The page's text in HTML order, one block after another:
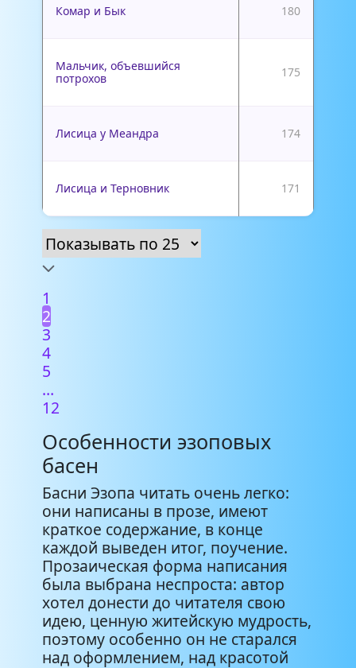
Комар и Бык 180
Мальчик, объевшийся
потрохов
175
Лисица у Меандра 174
Лисица и Терновник 171
1
2
3
4
5
…
12
Особенности эзоповых
басен
Басни Эзопа читать очень легко:
они написаны в прозе, имеют
краткое содержание, в конце
каждой выведен итог, поучение.
Прозаическая форма написания
была выбрана неспроста: автор
хотел донести до читателя свою
идею, ценную житейскую мудрость,
поэтому особенно он не старался
над оформлением, над красотой